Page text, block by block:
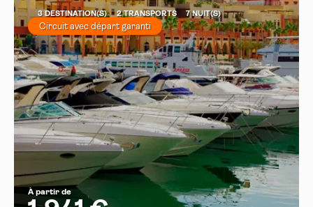
3 DESTINATION(S) 2 TRANSPORTS 7 NUIT(S)
Circuit avec départ garanti
À partir de